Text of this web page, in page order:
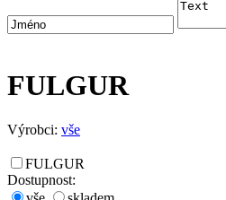
FULGUR
Výrobci: vše
FULGUR
Dostupnost: